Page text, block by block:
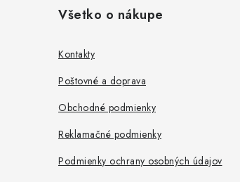
Všetko o nákupe
Kontakty
Poštovné a doprava
Obchodné podmienky
Reklamačné podmienky
Podmienky ochrany osobných údajov